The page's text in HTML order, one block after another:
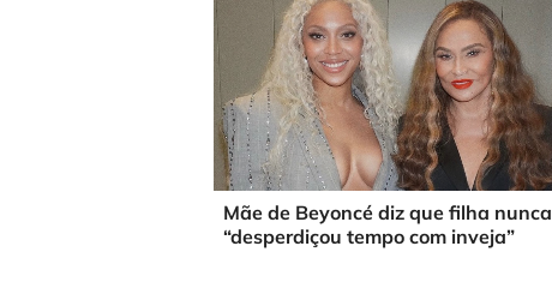
Mãe de Beyoncé diz que filha nunca
“desperdiçou tempo com inveja”